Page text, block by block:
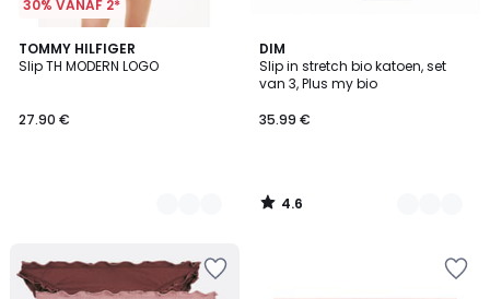
30% VANAF 2*
TOMMY HILFIGER
Slip TH MODERN LOGO
27.90 €
2
Kleuren
DIM
Slip in stretch bio katoen, set
van 3, Plus my bio
35.99 €
4.6
/ 5
2
Kleuren
4.6
/